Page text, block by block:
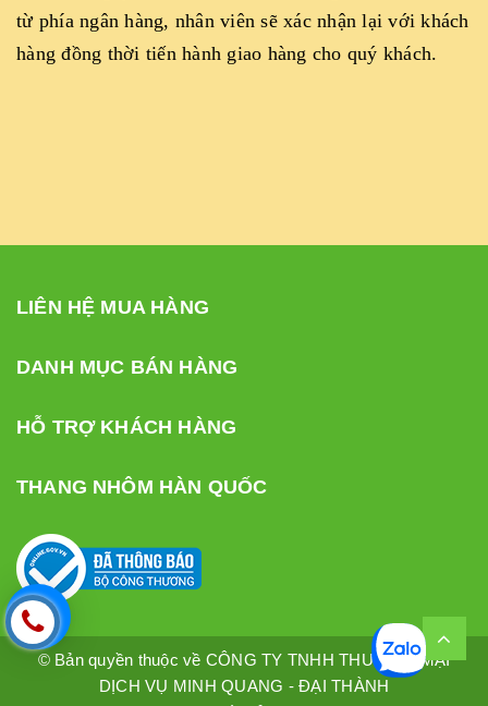
từ phía ngân hàng, nhân viên sẽ xác nhận lại với khách
hàng đồng thời tiến hành giao hàng cho quý khách.
LIÊN HỆ MUA HÀNG
DANH MỤC BÁN HÀNG
HỖ TRỢ KHÁCH HÀNG
THANG NHÔM HÀN QUỐC
© Bản quyền thuộc về CÔNG TY TNHH THƯƠNG MẠI
DỊCH VỤ MINH QUANG - ĐẠI THÀNH